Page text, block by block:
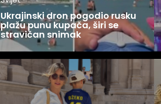
Ukrajinski dron pogodio rusku
plažu punu kupača, širi se
stravičan snimak